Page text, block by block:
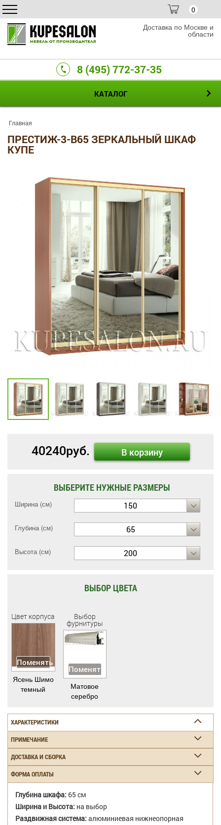
0
Доставка по Москве и
области
8 (495) 772-37-35
КАТАЛОГ
Главная
ПРЕСТИЖ-3-B65 ЗЕРКАЛЬНЫЙ ШКАФ
КУПЕ
40240руб. В корзину
ВЫБЕРИТЕ НУЖНЫЕ РАЗМЕРЫ
Ширина (см) 150
Глубина (см) 65
Высота (см) 200
ВЫБОР ЦВЕТА
Цвет корпуса
Поменять
Ясень Шимо
темный
Выбор
фурнитуры
Поменять
Матовое
серебро
ХАРАКТЕРИСТИКИ
ПРИМЕЧАНИЕ
ДОСТАВКА И СБОРКА
ФОРМА ОПЛАТЫ
Глубина шкафа: 65 см
Ширина и Высота: на выбор
Раздвижная система: алюминиевая нижнеопорная